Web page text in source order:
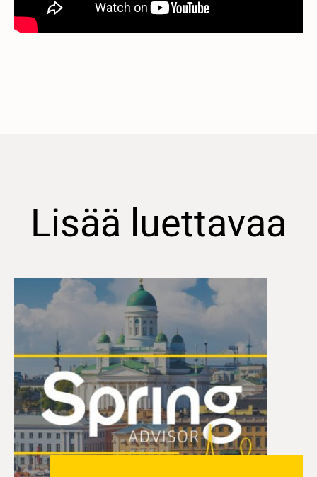
Lisää luettavaa